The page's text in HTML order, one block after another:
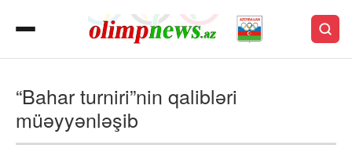
“Bahar turniri”nin qalibləri
müəyyənləşib